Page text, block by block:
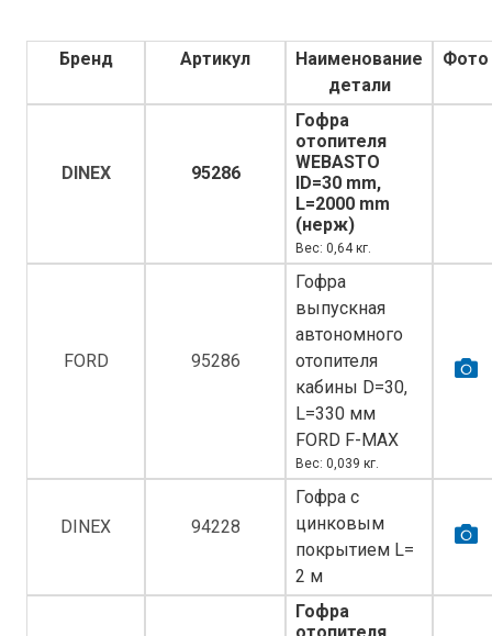
Бренд Артикул
Наименование
детали
Фото
DINEX 95286
Гофра
отопителя
WEBASTO
ID=30 mm,
L=2000 mm
(нерж)
Вес: 0,64 кг.
FORD 95286
Гофра
выпускная
автономного
отопителя
кабины D=30,
L=330 мм
FORD F-MAX
Вес: 0,039 кг.
DINEX 94228
Гофра с
цинковым
покрытием L=
2 м
Гофра